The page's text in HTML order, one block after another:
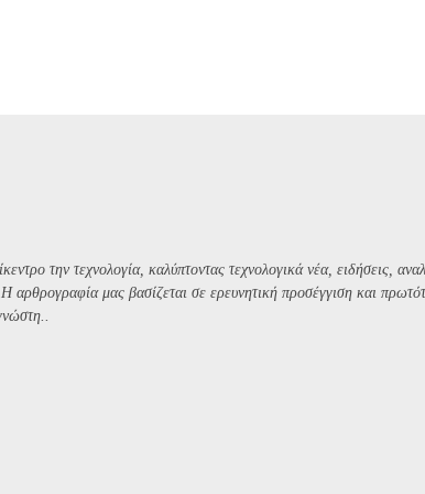
την τεχνολογία, καλύπτοντας τεχνολογικά νέα, ειδήσεις,
αρθρογραφία μας βασίζεται σε ερευνητική προσέγγιση και